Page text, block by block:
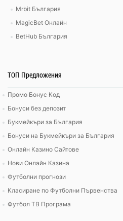
Mrbit България
MagicBet Онлайн
BetHub България
ТОП Предложения
Промо Бонус Код
Бонуси без депозит
Букмейкъри за България
Бонуси на Букмейкъри за България
Онлайн Казино Сайтове
Нови Онлайн Казина
Футболни прогнози
Класиране по Футболни Първенства
Футбол ТВ Програма